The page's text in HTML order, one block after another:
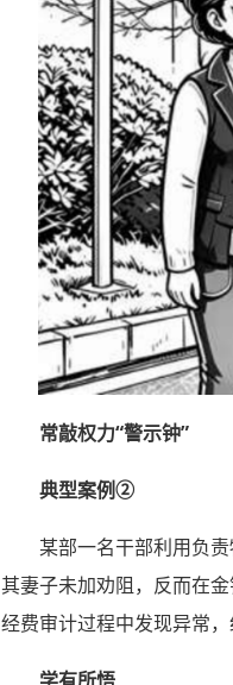
常敲权力“警示钟”
典型案例②
某部一名干部利用负
其妻子未加劝阻，反而在
经费审计过程中发现异常